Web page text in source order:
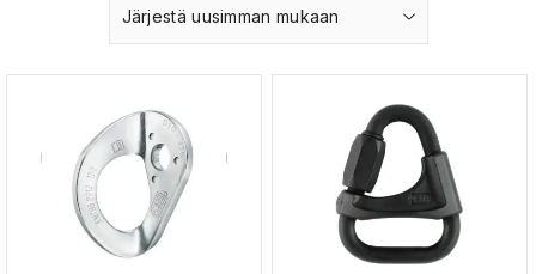
Järjestä uusimman mukaan